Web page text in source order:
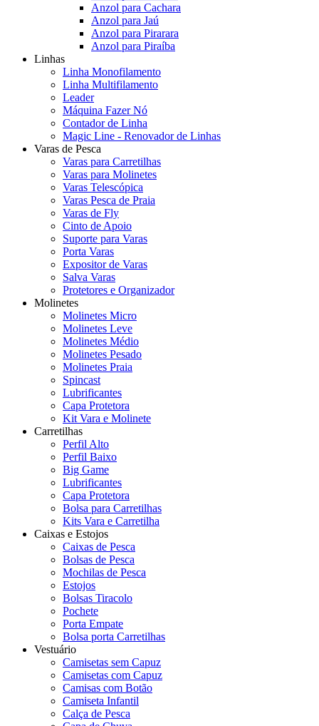
Anzol para Cachara
Anzol para Jaú
Anzol para Pirarara
Anzol para Piraíba
Linhas
Linha Monofilamento
Linha Multifilamento
Leader
Máquina Fazer Nó
Contador de Linha
Magic Line - Renovador de Linhas
Varas de Pesca
Varas para Carretilhas
Varas para Molinetes
Varas Telescópica
Varas Pesca de Praia
Varas de Fly
Cinto de Apoio
Suporte para Varas
Porta Varas
Expositor de Varas
Salva Varas
Protetores e Organizador
Molinetes
Molinetes Micro
Molinetes Leve
Molinetes Médio
Molinetes Pesado
Molinetes Praia
Spincast
Lubrificantes
Capa Protetora
Kit Vara e Molinete
Carretilhas
Perfil Alto
Perfil Baixo
Big Game
Lubrificantes
Capa Protetora
Bolsa para Carretilhas
Kits Vara e Carretilha
Caixas e Estojos
Caixas de Pesca
Bolsas de Pesca
Mochilas de Pesca
Estojos
Bolsas Tiracolo
Pochete
Porta Empate
Bolsa porta Carretilhas
Vestuário
Camisetas sem Capuz
Camisetas com Capuz
Camisas com Botão
Camiseta Infantil
Calça de Pesca